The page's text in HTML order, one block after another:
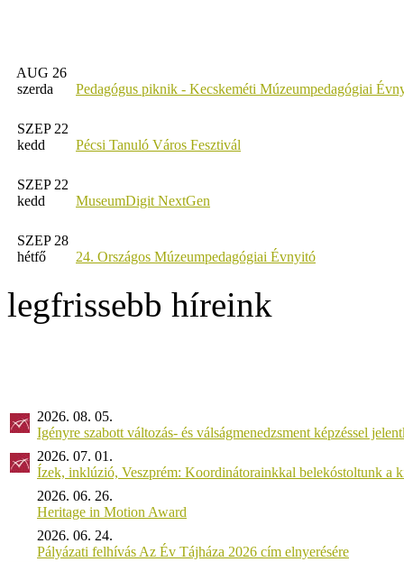
AUG 26
szerda
Pedagógus piknik - Kecskeméti Múzeumpedagógiai
SZEP 22
kedd
Pécsi Tanuló Város Fesztivál
SZEP 22
kedd
MuseumDigit NextGen
SZEP 28
hétfő
24. Országos Múzeumpedagógiai Évnyitó
legfrissebb híreink
2026. 08. 05.
Igényre szabott változás- és válságmenedzsment képzéssel
2026. 07. 01.
Ízek, inklúzió, Veszprém: Koordinátorainkkal belekóstoltunk a
2026. 06. 26.
Heritage in Motion Award
2026. 06. 24.
Pályázati felhívás Az Év Tájháza 2026 cím elnyerésére